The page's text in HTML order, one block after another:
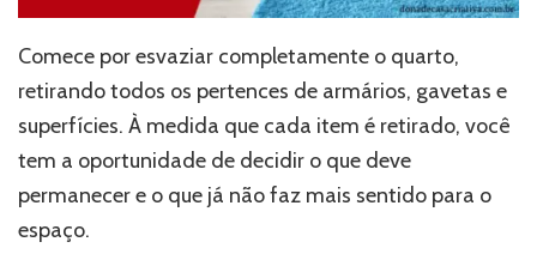
Comece por esvaziar completamente o quarto,
retirando todos os pertences de armários, gavetas e
superfícies. À medida que cada item é retirado, você
tem a oportunidade de decidir o que deve
permanecer e o que já não faz mais sentido para o
espaço.